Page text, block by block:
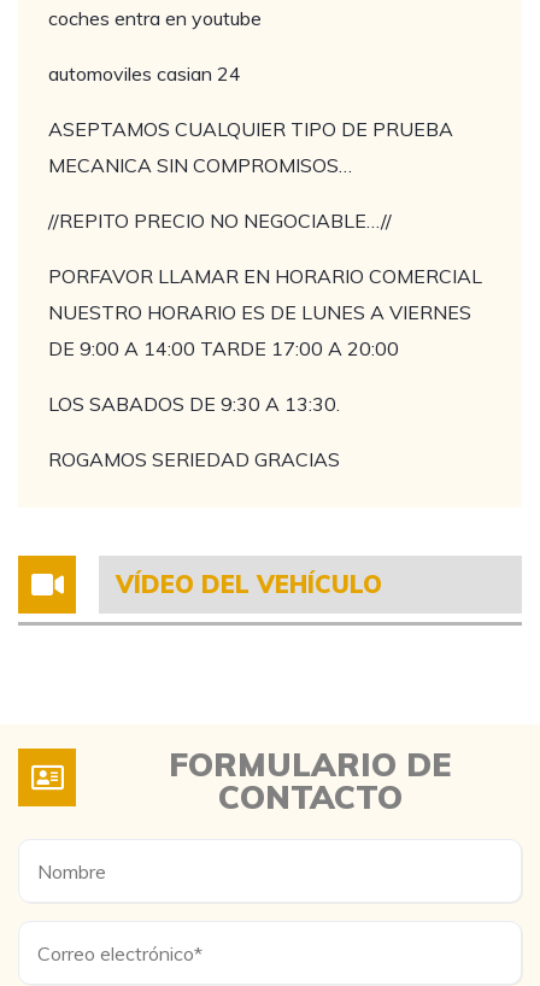
coches entra en youtube
automoviles casian 24
ASEPTAMOS CUALQUIER TIPO DE PRUEBA
MECANICA SIN COMPROMISOS…
//REPITO PRECIO NO NEGOCIABLE…//
PORFAVOR LLAMAR EN HORARIO COMERCIAL
NUESTRO HORARIO ES DE LUNES A VIERNES
DE 9:00 A 14:00 TARDE 17:00 A 20:00
LOS SABADOS DE 9:30 A 13:30.
ROGAMOS SERIEDAD GRACIAS
VÍDEO DEL VEHÍCULO
FORMULARIO DE
CONTACTO